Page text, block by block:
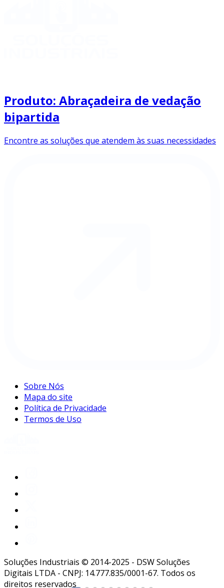
Produto: Abraçadeira de vedação
bipartida
Encontre as soluções que atendem às suas necessidades
Sobre Nós
Mapa do site
Política de Privacidade
Termos de Uso
Soluções Industriais © 2014-2025 - DSW Soluções
Digitais LTDA - CNPJ: 14.777.835/0001-67. Todos os
direitos reservados